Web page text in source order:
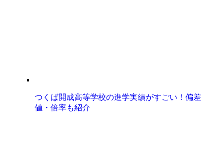
つくば開成高等学校の進学実績がすごい！偏差
値・倍率も紹介